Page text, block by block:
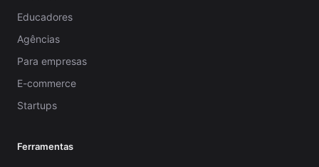
Educadores
Agências
Para empresas
E-commerce
Startups
Ferramentas